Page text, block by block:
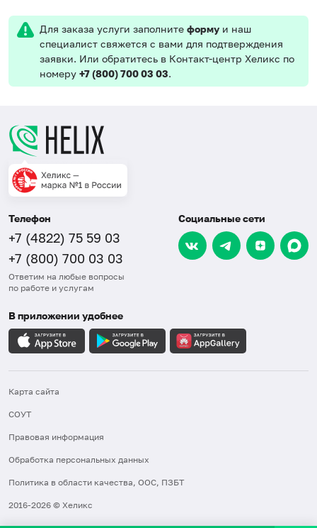
Для заказа услуги заполните форму и наш
специалист свяжется с вами для подтверждения
заявки. Или обратитесь в Контакт-центр Хеликс по
номеру +7 (800) 700 03 03.
Телефон
+7 (4822) 75 59 03
+7 (800) 700 03 03
Ответим на любые вопросы
по работе и услугам
Социальные сети
В приложении удобнее
Карта сайта
СОУТ
Правовая информация
Обработка персональных данных
Политика в области качества, ООС, ПЗБТ
2016-2026 © Хеликс